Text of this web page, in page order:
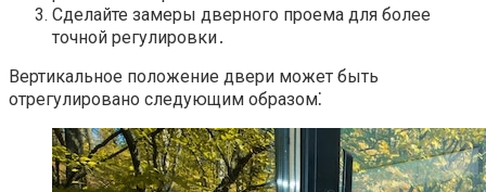
Сделайте замеры дверного проема для более
точной регулировки․
Вертикальное положение двери может быть
отрегулировано следующим образом⁚